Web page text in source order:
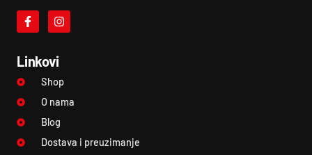
Linkovi
Shop
O nama
Blog
Dostava i preuzimanje